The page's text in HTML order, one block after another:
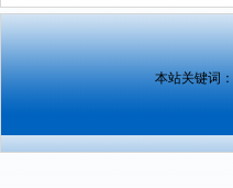
本站关键词：